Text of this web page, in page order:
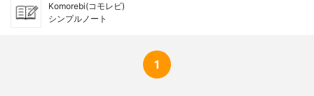
Komorebi(コモレビ)
シンプルノート
1